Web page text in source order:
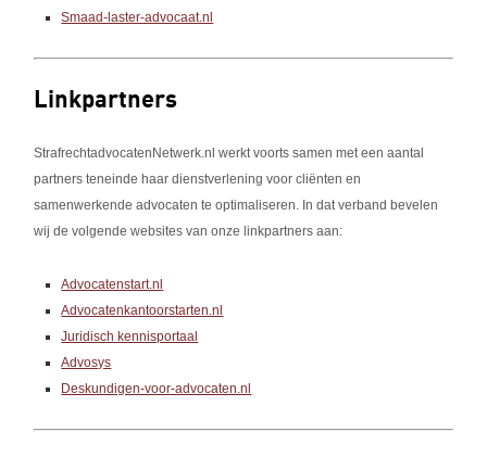
Smaad-laster-advocaat.nl
Linkpartners
StrafrechtadvocatenNetwerk.nl werkt voorts samen met een aantal
partners teneinde haar dienstverlening voor cliënten en
samenwerkende advocaten te optimaliseren. In dat verband bevelen
wij de volgende websites van onze linkpartners aan:
Advocatenstart.nl
Advocatenkantoorstarten.nl
Juridisch kennisportaal
Advosys
Deskundigen-voor-advocaten.nl